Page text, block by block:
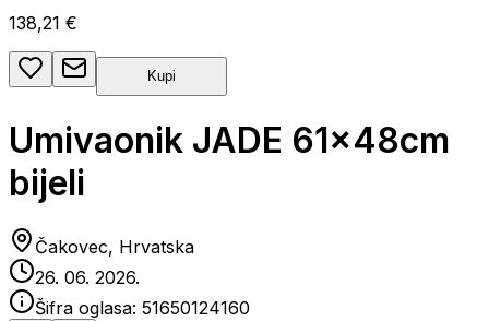
138,21 €
Kupi
Umivaonik JADE 61x48cm
bijeli
Čakovec, Hrvatska
26. 06. 2026.
Šifra oglasa: 51650124160